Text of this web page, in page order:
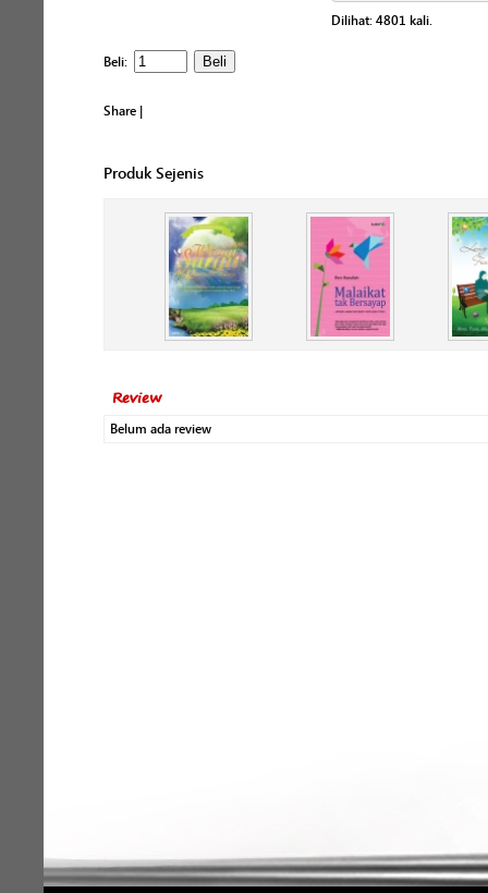
Dilihat: 4801 kali.
Beli:
Share |
Produk Sejenis
Review
Belum ada review